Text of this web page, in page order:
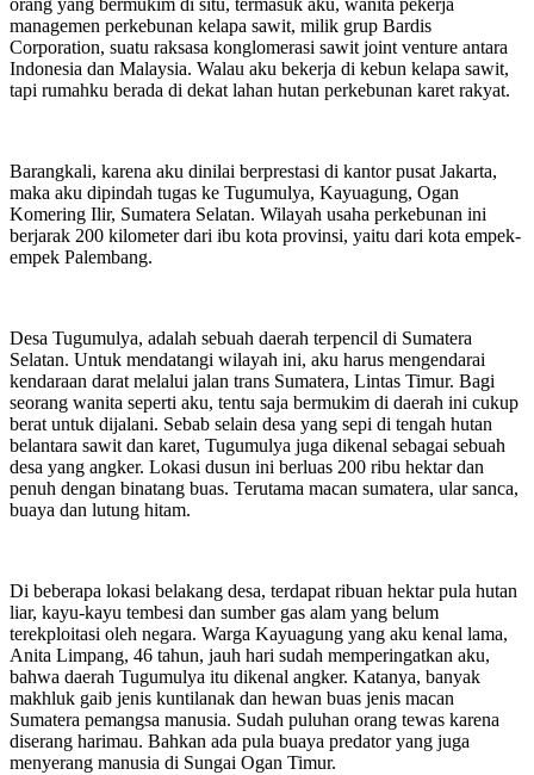
orang yang bermukim di situ, termasuk aku, wanita pekerja
managemen perkebunan kelapa sawit, milik grup Bardis
Corporation, suatu raksasa konglomerasi sawit joint venture antara
Indonesia dan Malaysia. Walau aku bekerja di kebun kelapa sawit,
tapi rumahku berada di dekat lahan hutan perkebunan karet rakyat.
Barangkali, karena aku dinilai berprestasi di kantor pusat Jakarta,
maka aku dipindah tugas ke Tugumulya, Kayuagung, Ogan
Komering Ilir, Sumatera Selatan. Wilayah usaha perkebunan ini
berjarak 200 kilometer dari ibu kota provinsi, yaitu dari kota empek-
empek Palembang.
Desa Tugumulya, adalah sebuah daerah terpencil di Sumatera
Selatan. Untuk mendatangi wilayah ini, aku harus mengendarai
kendaraan darat melalui jalan trans Sumatera, Lintas Timur. Bagi
seorang wanita seperti aku, tentu saja bermukim di daerah ini cukup
berat untuk dijalani. Sebab selain desa yang sepi di tengah hutan
belantara sawit dan karet, Tugumulya juga dikenal sebagai sebuah
desa yang angker. Lokasi dusun ini berluas 200 ribu hektar dan
penuh dengan binatang buas. Terutama macan sumatera, ular sanca,
buaya dan lutung hitam.
Di beberapa lokasi belakang desa, terdapat ribuan hektar pula hutan
liar, kayu-kayu tembesi dan sumber gas alam yang belum
terekploitasi oleh negara. Warga Kayuagung yang aku kenal lama,
Anita Limpang, 46 tahun, jauh hari sudah memperingatkan aku,
bahwa daerah Tugumulya itu dikenal angker. Katanya, banyak
makhluk gaib jenis kuntilanak dan hewan buas jenis macan
Sumatera pemangsa manusia. Sudah puluhan orang tewas karena
diserang harimau. Bahkan ada pula buaya predator yang juga
menyerang manusia di Sungai Ogan Timur.